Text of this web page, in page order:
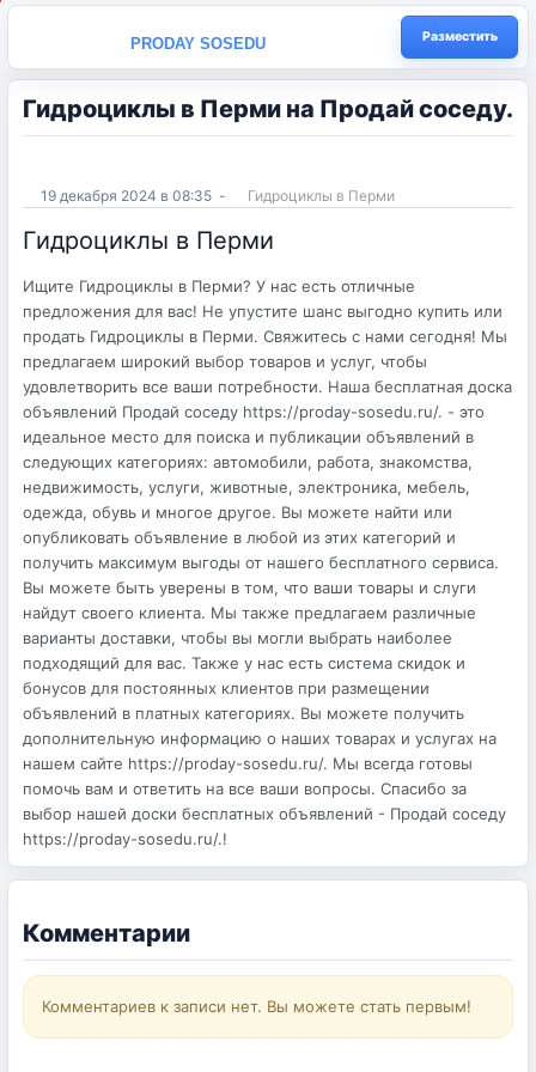
PRODAY SOSEDU Разместить
Гидроциклы в Перми на Продай соседу.
19 декабря 2024 в 08:35 - Гидроциклы в Перми
Гидроциклы в Перми
Ищите Гидроциклы в Перми? У нас есть отличные
предложения для вас! Не упустите шанс выгодно купить или
продать Гидроциклы в Перми. Свяжитесь с нами сегодня! Мы
предлагаем широкий выбор товаров и услуг, чтобы
удовлетворить все ваши потребности. Наша бесплатная доска
объявлений Продай соседу https://proday-sosedu.ru/. - это
идеальное место для поиска и публикации объявлений в
следующих категориях: автомобили, работа, знакомства,
недвижимость, услуги, животные, электроника, мебель,
одежда, обувь и многое другое. Вы можете найти или
опубликовать объявление в любой из этих категорий и
получить максимум выгоды от нашего бесплатного сервиса.
Вы можете быть уверены в том, что ваши товары и слуги
найдут своего клиента. Мы также предлагаем различные
варианты доставки, чтобы вы могли выбрать наиболее
подходящий для вас. Также у нас есть система скидок и
бонусов для постоянных клиентов при размещении
объявлений в платных категориях. Вы можете получить
дополнительную информацию о наших товарах и услугах на
нашем сайте https://proday-sosedu.ru/. Мы всегда готовы
помочь вам и ответить на все ваши вопросы. Спасибо за
выбор нашей доски бесплатных объявлений - Продай соседу
https://proday-sosedu.ru/.!
Комментарии
Комментариев к записи нет. Вы можете стать первым!